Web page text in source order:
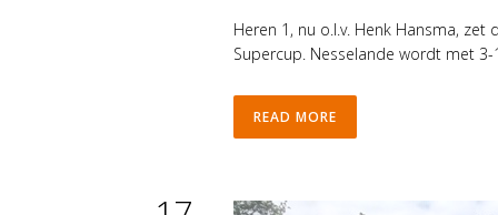
Heren 1, nu o.l.v. Henk Hansma,
Supercup. Nesselande wordt met
READ MORE